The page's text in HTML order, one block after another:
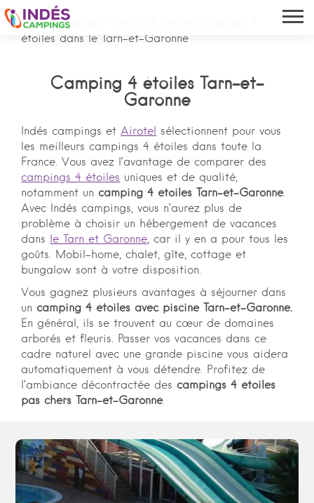
Indés campings
étoiles dans le Tarn-et-Garonne
Camping 4 étoiles Tarn-et-
Garonne
Indés campings etAirotel
sélectionnent pour vous
les meilleurs campings 4 étoiles dans toute la
France. Vous avez l’avantage de comparer des
campings 4 étoiles uniques et de qualité,
notamment un camping 4 étoiles Tarn-et-Garonne.
Avec Indés campings, vous n’aurez plus de
problème à choisir un hébergement de vacances
dans
le Tarn et Garonne, car il y en a pour tous les
goûts. Mobil-home, chalet, gîte, cottage et
bungalow sont à votre disposition.
Vous gagnez plusieurs avantages à séjourner dans
un camping 4 étoiles avec piscine Tarn-et-Garonne.
En général, ils se trouvent au cœur de domaines
arborés et fleuris. Passer vos vacances dans ce
cadre naturel avec une grande piscine vous aidera
automatiquement à vous détendre. Profitez de
l’ambiance décontractée des campings 4 étoiles
pas chers Tarn-et-Garonne.